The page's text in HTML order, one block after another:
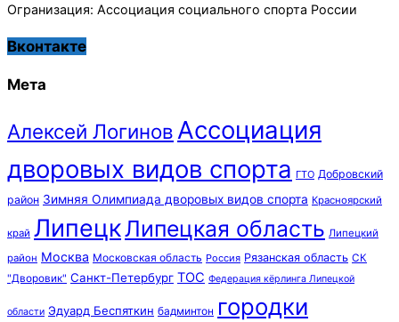
Огранизация: Ассоциация социального спорта России
Вконтакте
Мета
Алексей ЛогиновАссоциация
дворовых видов спорта ГТО Добровский
район Зимняя Олимпиада дворовых видов спорта Красноярский
край ЛипецкЛипецкая область Липецкий
район Москва Московская область Россия Рязанская область СК
"Дворовик" Санкт-Петербург ТОС Федерация кёрлинга Липецкой
области Эдуард Беспяткин бадминтон городки